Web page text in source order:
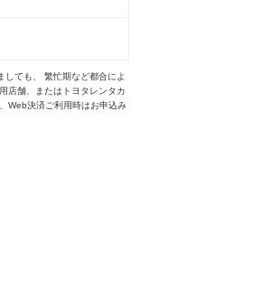
ても、 繁忙期など都合によ
店舗、またはトヨタレンタカ
Web決済ご利用時はお申込み